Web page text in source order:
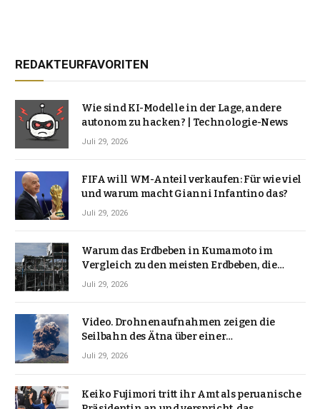
REDAKTEURFAVORITEN
Wie sind KI-Modelle in der Lage, andere
autonom zu hacken? | Technologie-News
Juli 29, 2026
FIFA will WM-Anteil verkaufen: Für wie viel
und warum macht Gianni Infantino das?
Juli 29, 2026
Warum das Erdbeben in Kumamoto im
Vergleich zu den meisten Erdbeben, die
Japan erschütterten, ungewöhnlich ist
Juli 29, 2026
Video. Drohnenaufnahmen zeigen die
Seilbahn des Ätna über einer
Vulkanlandschaft
Juli 29, 2026
Keiko Fujimori tritt ihr Amt als peruanische